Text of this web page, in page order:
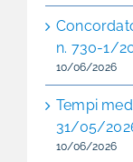
n. 730-1/
10/06/2026
Tempi
31/05/
10/06/2026